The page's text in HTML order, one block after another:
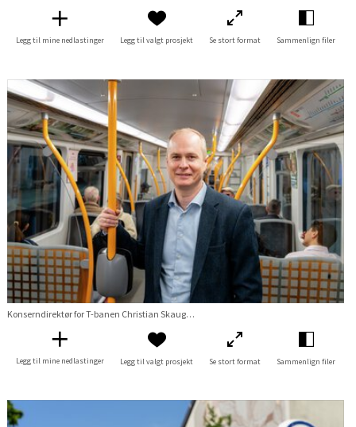
Legg til mine nedlastinger Legg til valgt prosjekt Se stort format Sammenlign filer
Konserndirektør for T-banen Christian Skaug kjører med T-banen
Legg til mine nedlastinger Legg til valgt prosjekt Se stort format Sammenlign filer